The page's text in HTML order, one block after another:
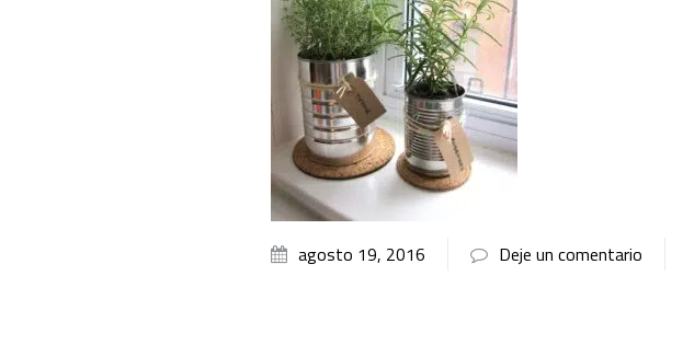
agosto 19, 2016 Deje un comentario